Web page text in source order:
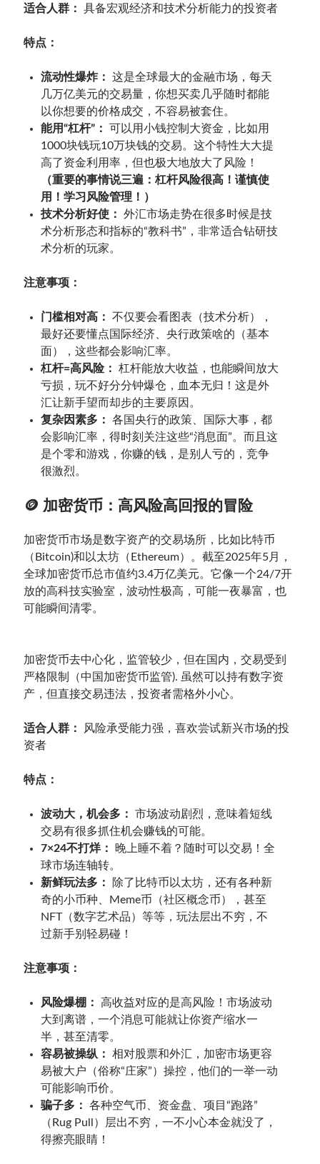
适合人群： 具备宏观经济和技术分析能力的投资者
特点：
流动性爆炸：
这是全球最大的金融市场，每天
几万亿美元的交易量，你想买卖几乎随时都能
以你想要的价格成交，不容易被套住。
能用“杠杆”：
可以用小钱控制大资金，比如用
1000块钱玩10万块钱的交易。这个特性大大提
高了资金利用率，但也极大地放大了风险！
（重要的事情说三遍：杠杆风险很高！谨慎使
用！学习风险管理！）
技术分析好使：
外汇市场走势在很多时候是技
术分析形态和指标的“教科书”，非常适合钻研技
术分析的玩家。
注意事项：
门槛相对高：
不仅要会看图表（技术分析），
最好还要懂点国际经济、央行政策啥的（基本
面），这些都会影响汇率。
杠杆=高风险：
杠杆能放大收益，也能瞬间放大
亏损，玩不好分分钟爆仓，血本无归！这是外
汇让新手望而却步的主要原因。
复杂因素多：
各国央行的政策、国际大事，都
会影响汇率，得时刻关注这些“消息面”。而且这
是个零和游戏，你赚的钱，是别人亏的，竞争
很激烈。
🪙 加密货币：高风险高回报的冒险
加密货币市场是数字资产的交易场所，比如比特币
（Bitcoin)和以太坊（Ethereum）。截至2025年5月，
全球加密货币总市值约3.4万亿美元。它像一个24/7开
放的高科技实验室，波动性极高，可能一夜暴富，也
可能瞬间清零。
加密货币去中心化，监管较少，但在国内，交易受到
严格限制（中国加密货币监管). 虽然可以持有数字资
产，但直接交易违法，投资者需格外小心。
适合人群：
风险承受能力强，喜欢尝试新兴市场的投
资者
特点：
波动大，机会多：
市场波动剧烈，意味着短线
交易有很多抓住机会赚钱的可能。
7×24不打烊：
晚上睡不着？随时可以交易！全
球市场连轴转。
新鲜玩法多：
除了比特币以太坊，还有各种新
奇的小币种、Meme币（社区概念币），甚至
NFT（数字艺术品）等等，玩法层出不穷，不
过新手别轻易碰！
注意事项：
风险爆棚：
高收益对应的是高风险！市场波动
大到离谱，一个消息可能就让你资产缩水一
半，甚至清零。
容易被操纵：
相对股票和外汇，加密市场更容
易被大户（俗称“庄家”）操控，他们的一举一动
可能影响币价。
骗子多：
各种空气币、资金盘、项目“跑路”
（Rug Pull）层出不穷，一不小心本金就没了，
得擦亮眼睛！